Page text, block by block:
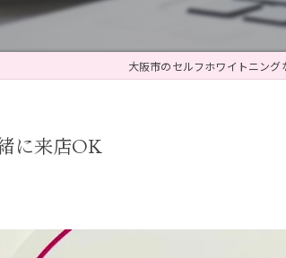
大阪市のセルフホワイトニン
に来店OK